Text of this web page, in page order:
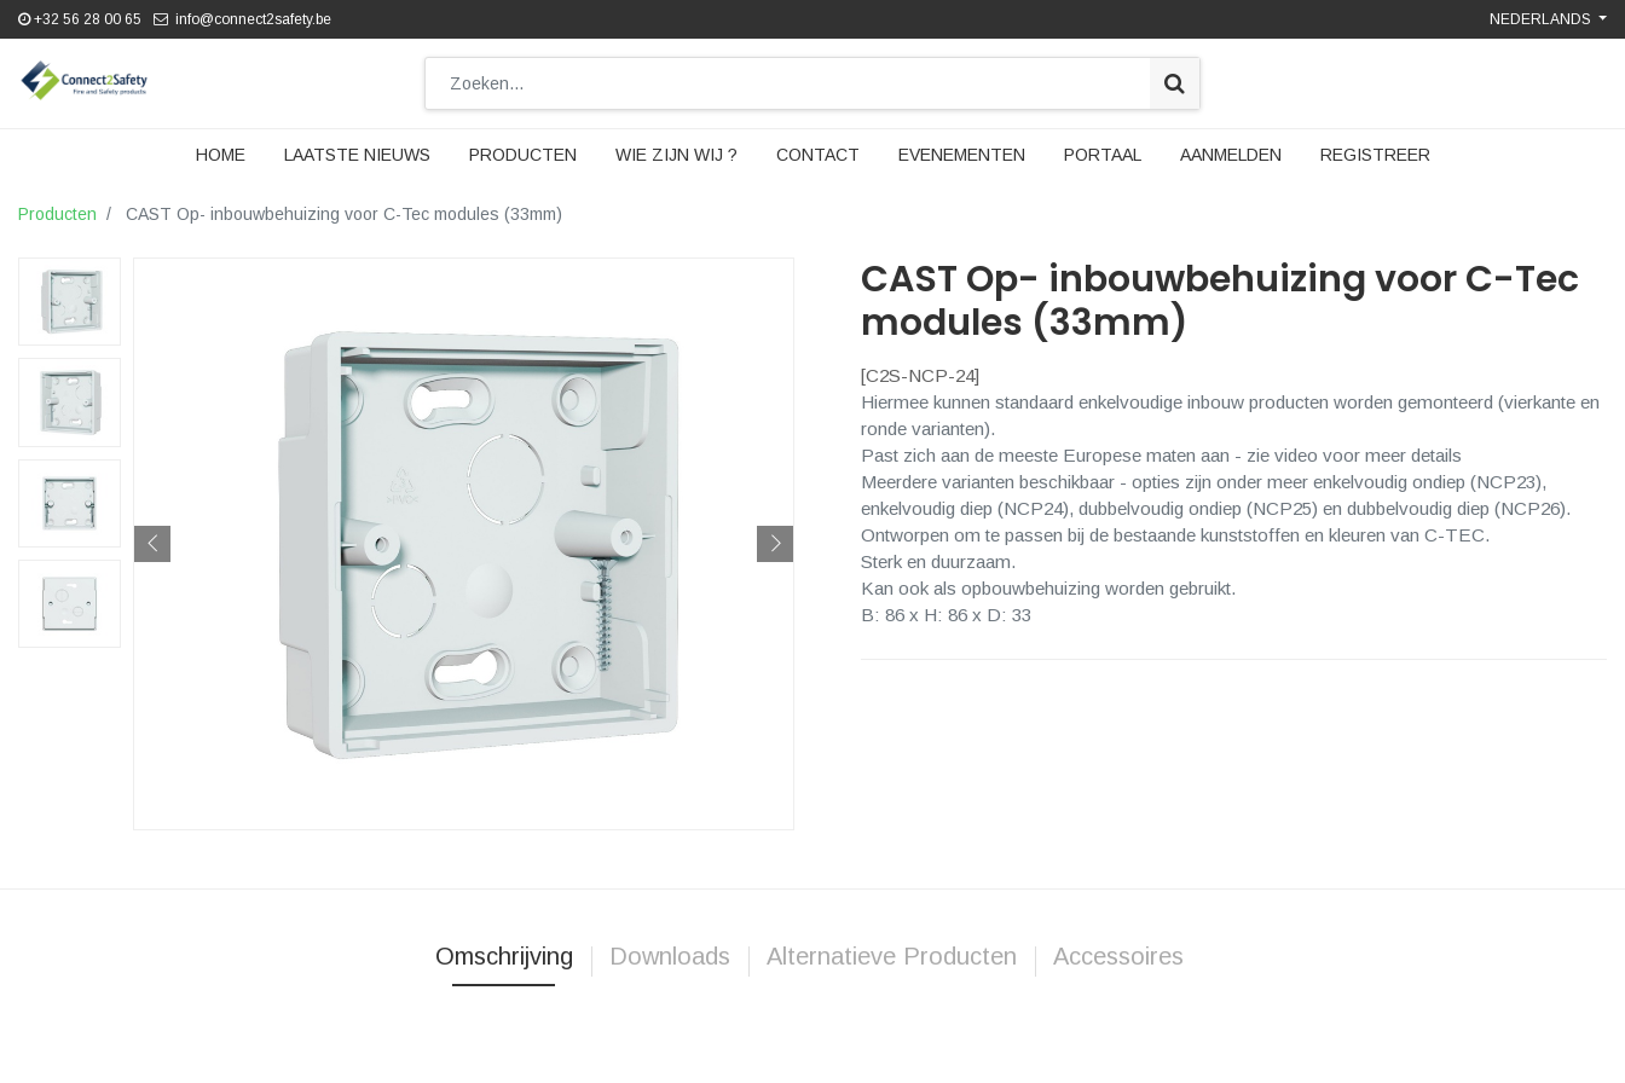
+32 56 28 00 65 info@connect2safety.be NEDERLANDS
HOME LAATSTE NIEUWS PRODUCTEN WIE ZIJN WIJ ? CONTACT EVENEMENTEN PORTAAL AANMELDEN REGISTREER
Producten CAST Op- inbouwbehuizing voor C-Tec modules (33mm)
CAST Op- inbouwbehuizing voor C-Tec
modules (33mm)
[C2S-NCP-24]
Hiermee kunnen standaard enkelvoudige inbouw producten worden gemonteerd (vierkante en
ronde varianten).
Past zich aan de meeste Europese maten aan - zie video voor meer details
Meerdere varianten beschikbaar - opties zijn onder meer enkelvoudig ondiep (NCP23),
enkelvoudig diep (NCP24), dubbelvoudig ondiep (NCP25) en dubbelvoudig diep (NCP26).
Ontworpen om te passen bij de bestaande kunststoffen en kleuren van C-TEC.
Sterk en duurzaam.
Kan ook als opbouwbehuizing worden gebruikt.
B: 86 x H: 86 x D: 33
Omschrijving Downloads Alternatieve Producten Accessoires